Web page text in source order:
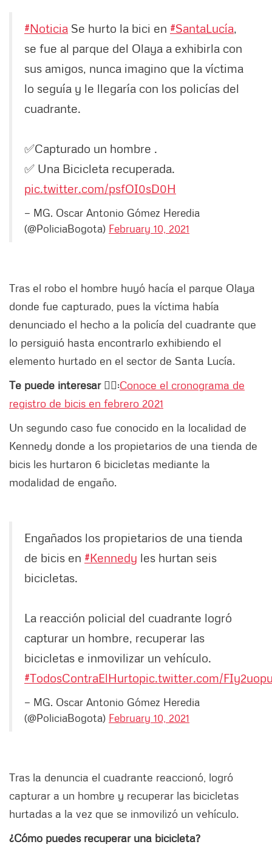
#Noticia Se hurto la bici en #SantaLucía
se fue al parque del Olaya a exhibirla con
sus amigos, nunca imagino que la víctima
lo seguía y le llegaría con los policías del
cuadrante.
✅Capturado un hombre .
✅ Una Bicicleta recuperada.
pic.twitter.com/psfOI0sD0H
— MG. Oscar Antonio Gómez Heredia
(@PoliciaBogota) February 10, 2021
Tras el robo el hombre huyó hacía el parque Olaya
donde fue capturado, pues la víctima había
denunciado el hecho a la policía del cuadrante que
lo persiguió hasta encontrarlo exhibiendo el
elemento hurtado en el sector de Santa Lucía.
Te puede interesar 👉🏻:Conoce el cronograma de
registro de bicis en febrero 2021
Un segundo caso fue conocido en la localidad de
Kennedy donde a los propietarios de una tienda de
bicis les hurtaron 6 bicicletas mediante la
modalidad de engaño.
Engañados los propietarios de una tienda
de bicis en #Kennedy les hurtan seis
bicicletas.
La reacción policial del cuadrante logró
capturar un hombre, recuperar las
bicicletas e inmovilizar un vehículo.
#TodosContraElHurtopic.twitter.com/
— MG. Oscar Antonio Gómez Heredia
(@PoliciaBogota) February 10, 2021
Tras la denuncia el cuadrante reaccionó, logró
capturar a un hombre y recuperar las bicicletas
hurtadas a la vez que se inmovilizó un vehículo.
¿Cómo puedes recuperar una bicicleta?